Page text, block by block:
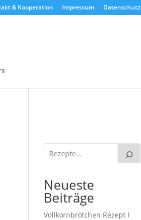
& Kooperation Impressum Datenschutz
Neueste
Beiträge
Vollkornbrötchen Rezept I